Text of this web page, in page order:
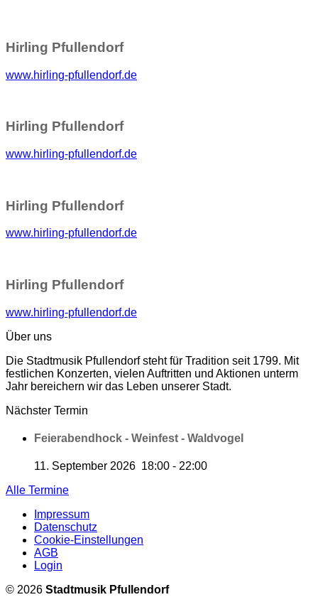
Hirling Pfullendorf
www.hirling-pfullendorf.de
Hirling Pfullendorf
www.hirling-pfullendorf.de
Hirling Pfullendorf
www.hirling-pfullendorf.de
Hirling Pfullendorf
www.hirling-pfullendorf.de
Über uns
Die Stadtmusik Pfullendorf steht für Tradition seit 1799. Mit
festlichen Konzerten, vielen Auftritten und Aktionen unterm
Jahr bereichern wir das Leben unserer Stadt.
Nächster Termin
Feierabendhock - Weinfest - Waldvogel
11. September 2026 18:00 - 22:00
Alle Termine
Impressum
Datenschutz
Cookie-Einstellungen
AGB
Login
© 2026 Stadtmusik Pfullendorf